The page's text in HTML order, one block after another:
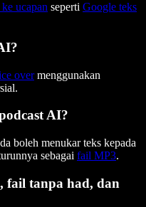
ucapan seperti Google teks
overmenggunakan
AI?
boleh menukar teks kepada
sebagai fail MP3.
fail tanpa had, dan